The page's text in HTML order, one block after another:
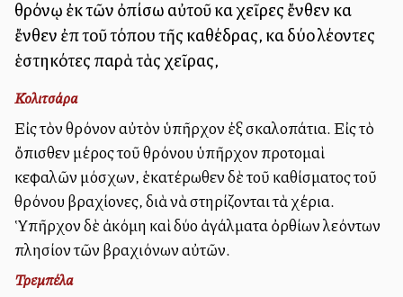
θρόνῳ ἐκ τῶν ὀπίσω αὐτοῦ καὶ χεῖρες ἔνθεν καὶ
ἔνθεν ἐπὶ τοῦ τόπου τῆς καθέδρας, καὶ δύο λέοντες
ἑστηκότες παρὰ τὰς χεῖρας,
Κολιτσάρα
Εἰς τὸν θρόνον αὐτὸν ὑπῆρχον ἐξ σκαλοπάτια. Εἰς τὸ
ὄπισθεν μέρος τοῦ θρόνου ὑπῆρχον προτομαὶ
κεφαλῶν μόσχων, ἑκατέρωθεν δὲ τοῦ καθίσματος τοῦ
θρόνου βραχίονες, διὰ νὰ στηρίζονται τὰ χέρια.
Ὑπῆρχον δὲ ἀκόμη καὶ δύο ἀγάλματα ὀρθίων λεόντων
πλησίον τῶν βραχιόνων αὐτῶν.
Τρεμπέλα